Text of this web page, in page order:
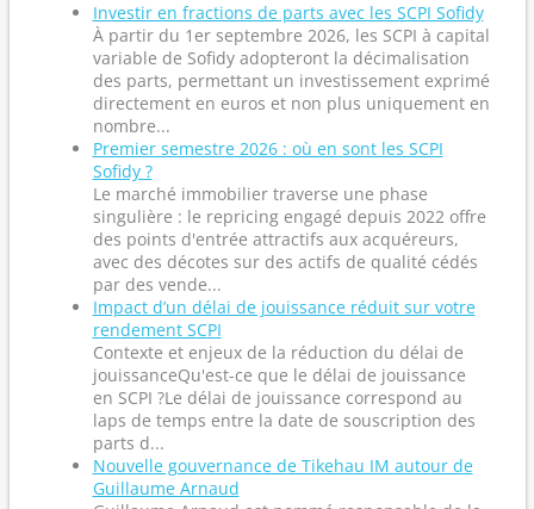
Investir en fractions de parts avec les SCPI Sofidy
À partir du 1er septembre 2026, les SCPI à capital
variable de Sofidy adopteront la décimalisation
des parts, permettant un investissement exprimé
directement en euros et non plus uniquement en
nombre...
Premier semestre 2026 : où en sont les SCPI
Sofidy ?
Le marché immobilier traverse une phase
singulière : le repricing engagé depuis 2022 offre
des points d'entrée attractifs aux acquéreurs,
avec des décotes sur des actifs de qualité cédés
par des vende...
Impact d’un délai de jouissance réduit sur votre
rendement SCPI
Contexte et enjeux de la réduction du délai de
jouissanceQu'est-ce que le délai de jouissance
en SCPI ?Le délai de jouissance correspond au
laps de temps entre la date de souscription des
parts d...
Nouvelle gouvernance de Tikehau IM autour de
Guillaume Arnaud